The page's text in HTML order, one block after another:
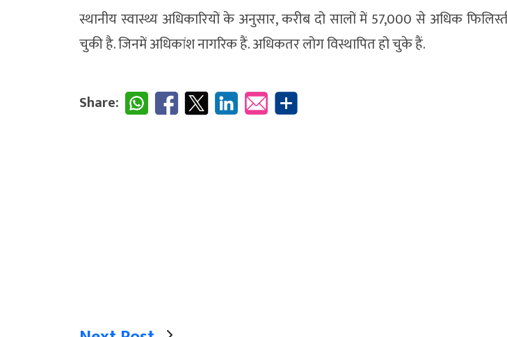
स्थानीय स्वास्थ्य अधिकारियों के अनुसार, करीब दो सालों में 57,000 से अधिक
चुकी है. जिनमें अधिकांश नागरिक हैं. अधिकतर लोग विस्थापित हो चुके हैं.
Share: